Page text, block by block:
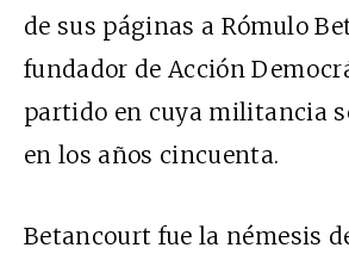
de sus páginas a Rómulo
fundador de Acción
partido en cuya militancia
en los años cincuenta.
Betancourt fue la némesis